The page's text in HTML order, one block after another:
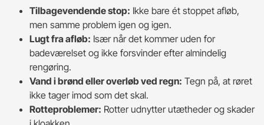
Tilbagevendende stop: Ikke bare ét stoppet afløb,
men samme problem igen og igen.
Lugt fra afløb: Især når det kommer uden for
badeværelset og ikke forsvinder efter almindelig
rengøring.
Vand i brønd eller overløb ved regn: Tegn på, at røret
ikke tager imod som det skal.
Rotteproblemer: Rotter udnytter utætheder og skader